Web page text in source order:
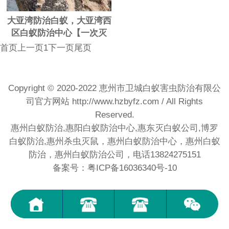
大亚湾防治白蚁，大亚湾西
区白蚁防治中心【一次灭
绝，永绝后患】
首页上一页 1下一页 尾页
Copyright © 2020-2022 恵州市卫城白蚁害虫防治有限公
司官方网站 http://www.hzbyfz.com / All Rights
Reserved.
惠州白蚁防治,惠阳白蚁防治中心,惠东灭白蚁公司,博罗
白蚁防治,惠州杀虫灭鼠，惠州白蚁防治中心，惠州白蚁
防治，惠州白蚁防治公司，电话13824275151
备案号：粤ICP备16036340号-10